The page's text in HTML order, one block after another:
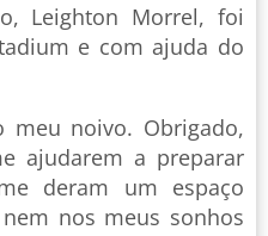
Leighton Morrel, foi
e com ajuda do
meu noivo. Obrigado,
ajudarem a preparar
deram um espaço
nos meus sonhos